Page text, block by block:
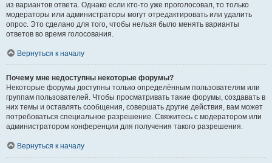
из вариантов ответа. Однако если кто-то уже проголосовал, то только
модераторы или администраторы могут отредактировать или удалить
опрос. Это сделано для того, чтобы нельзя было менять варианты
ответов во время голосования.
Вернуться к началу
Почему мне недоступны некоторые форумы?
Некоторые форумы доступны только определённым пользователям или
группам пользователей. Чтобы просматривать такие форумы, создавать в
них темы и оставлять сообщения, совершать другие действия, вам может
потребоваться специальное разрешение. Свяжитесь с модератором или
администратором конференции для получения такого разрешения.
Вернуться к началу